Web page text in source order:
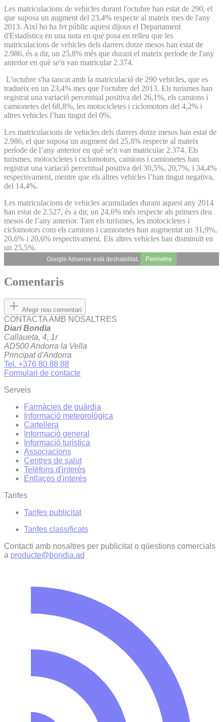
Les matriculacions de vehicles durant l'octubre han estat de 290, el
que suposa un augment del 23,4% respecte al mateix mes de l'any
2013. Així ho ha fet públic aquest dijous el Departament
d'Estadística en una nota en què posa en relleu que les
matriculacions de vehicles dels darrers dotze mesos han estat de
2.986, és a dir, un 25,8% més que durant el mateix període de l'any
anterior en què se'n van matricular 2.374.
L'octubre s'ha tancat amb la matriculació de 290 vehicles, que es
tradueix en un 23,4% mes que l'octubre del 2013. Els turismes han
registrat una variació percentual positiva del 26,1%, els camions i
camionetes del 68,8%, les motocicletes i ciclomotors del 4,2% i
altres vehicles l’han tingut del 0%.
Les matriculacions de vehicles dels darrers dotze mesos han estat de
2.986, el que suposa un augment del 25,8% respecte al mateix
període de l’any anterior en què se'n van matricular 2.374. Els
turismes, motocicletes i ciclomotors, camions i camionetes han
registrat una variació percentual positiva del 30,5%, 20,7%, i 34,4%
respectivament, mentre que els altres vehicles l’han tingut negativa,
del 14,4%.
Les matriculacions de vehicles acumulades durant aquest any 2014
han estat de 2.527, és a dir, un 24,6% més respecte als primers deu
mesos de l’any anterior. Tant els turismes, les motocicletes i
ciclomotors com els camions i camionetes han augmentat un 31,9%,
20,6% i 20,6% respectivament. Els altres vehicles han disminuït en
un 25,5%.
Google Adsense està deshabilitat. Permetre
Comentaris
Afegir nou comentari
CONTACTA AMB NOSALTRES
Diari Bondia
Callaueta, 4, 1r
AD500 Andorra la Vella
Principat d'Andorra
Tel. +376 80 88 88
Formulari de contacte
Serveis
Farmàcies de guàrdia
Informació meteorològica
Cartellera
Informació general
Informació turística
Associacions
Centres de salut
Telèfons d'interès
Enllaços d'interés
Tarifes
Tarifes publicitat
Tarifes classificats
Contacti amb nosaltres per publicitat o qüestions comercials
a producte@bondia.ad